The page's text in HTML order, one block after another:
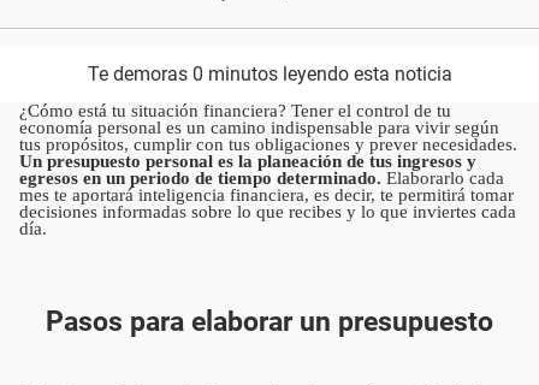
Te demoras 0 minutos leyendo esta noticia
¿Cómo está tu situación financiera? Tener el control de tu
economía personal es un camino indispensable para vivir según
tus propósitos, cumplir con tus obligaciones y prever necesidades.
Un presupuesto personal es la planeación de tus ingresos y
egresos en un periodo de tiempo determinado. Elaborarlo cada
mes te aportará inteligencia financiera, es decir, te permitirá tomar
decisiones informadas sobre lo que recibes y lo que inviertes cada
día.
Pasos para elaborar un presupuesto